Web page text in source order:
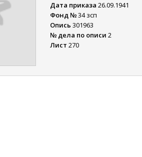
Дата приказа 26.09.1941
Фонд №34 зсп
Опись 301963
№ дела по описи 2
Лист 270